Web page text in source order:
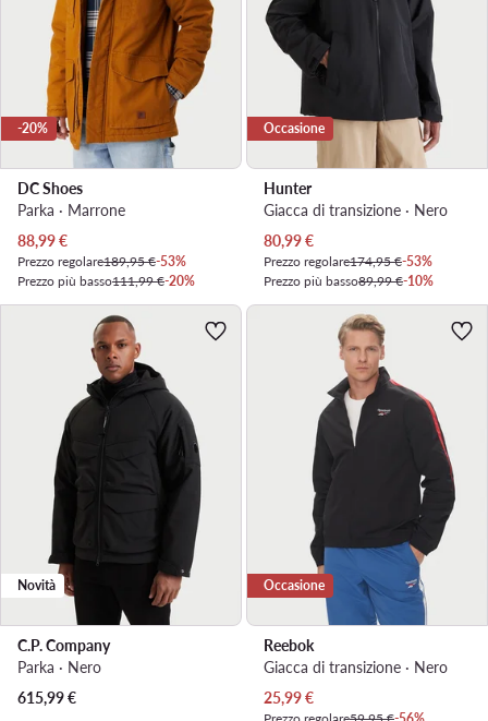
-20%
DC Shoes
Parka · Marrone
Prezzo attuale
88,99€
Prezzo regolare189,95 €-53%
Prezzo più basso111,99 €-20%
Occasione
Hunter
Giacca di transizione · Nero
Prezzo attuale
80,99€
Prezzo regolare174,95 €-53%
Prezzo più basso89,99 €-10%
Novità
C.P. Company
Parka · Nero
615,99€
Occasione
Reebok
Giacca di transizione · Nero
Prezzo attuale
25,99€